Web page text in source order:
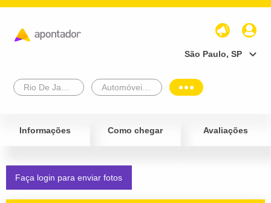
São Paulo, SP
Informações Como chegar Avaliações
Faça login para enviar fotos